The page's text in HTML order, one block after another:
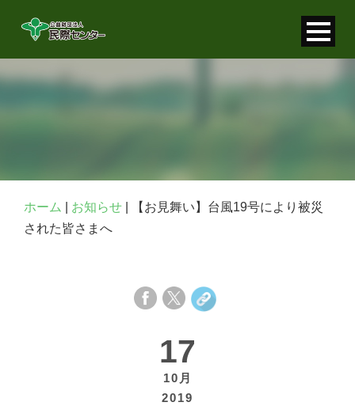
お問い合わせ
ホーム お知らせ
【お見舞い】台風19号により被災
された皆さまへ
17
10月
2019